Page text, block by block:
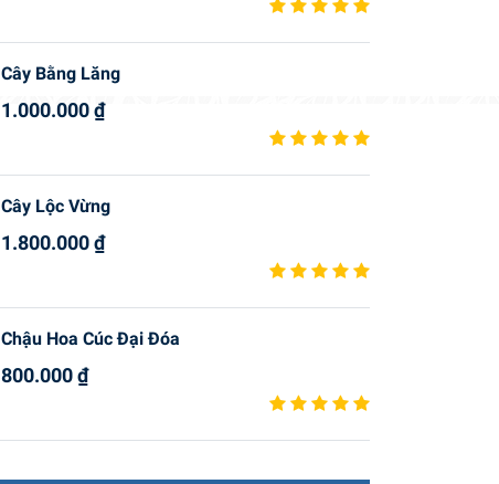
Cây Bằng Lăng
1.000.000₫
Cây Lộc Vừng
1.800.000₫
Chậu Hoa Cúc Đại Đóa
800.000₫